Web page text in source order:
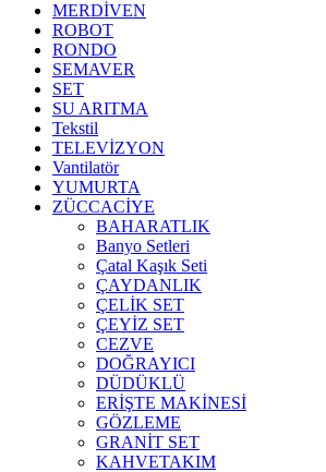
MERDİVEN
ROBOT
RONDO
SEMAVER
SET
SU ARITMA
Tekstil
TELEVİZYON
Vantilatör
YUMURTA
ZÜCCACİYE
BAHARATLIK
Banyo Setleri
Çatal Kaşık Seti
ÇAYDANLIK
ÇELİK SET
ÇEYİZ SET
CEZVE
DOĞRAYICI
DÜDÜKLÜ
ERİŞTE MAKİNESİ
GÖZLEME
GRANİT SET
KAHVETAKIM